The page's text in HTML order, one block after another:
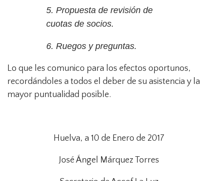
5. Propuesta de revisión de
cuotas de socios.
6. Ruegos y preguntas.
Lo que les comunico para los efectos oportunos,
recordándoles a todos el deber de su asistencia y la
mayor puntualidad posible.
Huelva, a 10 de Enero de 2017
José Ángel Márquez Torres